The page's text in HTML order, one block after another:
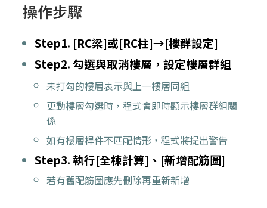
操作步驟
Step1. [RC梁]或[RC柱]→[樓群設定]
Step2. 勾選與取消樓層，設定樓層群組
未打勾的樓層表示與上一樓層同組
更動樓層勾選時，程式會即時顯示樓層群組關
係
如有樓層桿件不匹配情形，程式將提出警告
Step3. 執行[全棟計算]、[新增配筋圖]
若有舊配筋圖應先刪除再重新新增